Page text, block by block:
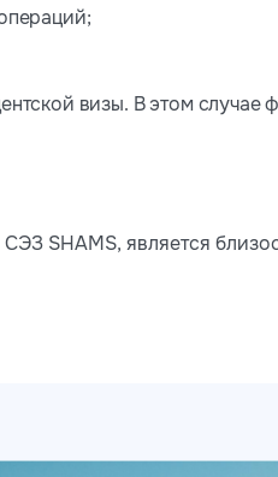
визы. В этом
SHAMS, является